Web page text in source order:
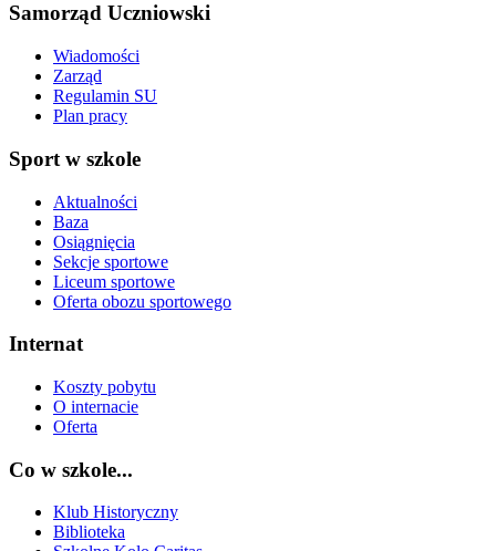
Samorząd Uczniowski
Wiadomości
Zarząd
Regulamin SU
Plan pracy
Sport w szkole
Aktualności
Baza
Osiągnięcia
Sekcje sportowe
Liceum sportowe
Oferta obozu sportowego
Internat
Koszty pobytu
O internacie
Oferta
Co w szkole...
Klub Historyczny
Biblioteka